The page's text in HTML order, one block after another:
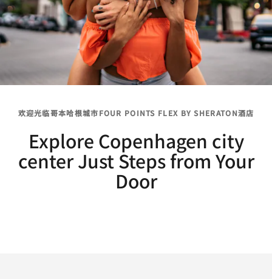
欢迎光临哥本哈根城市FOUR POINTS FLEX BY SHERATON酒店
Explore Copenhagen city
center Just Steps from Your
Door